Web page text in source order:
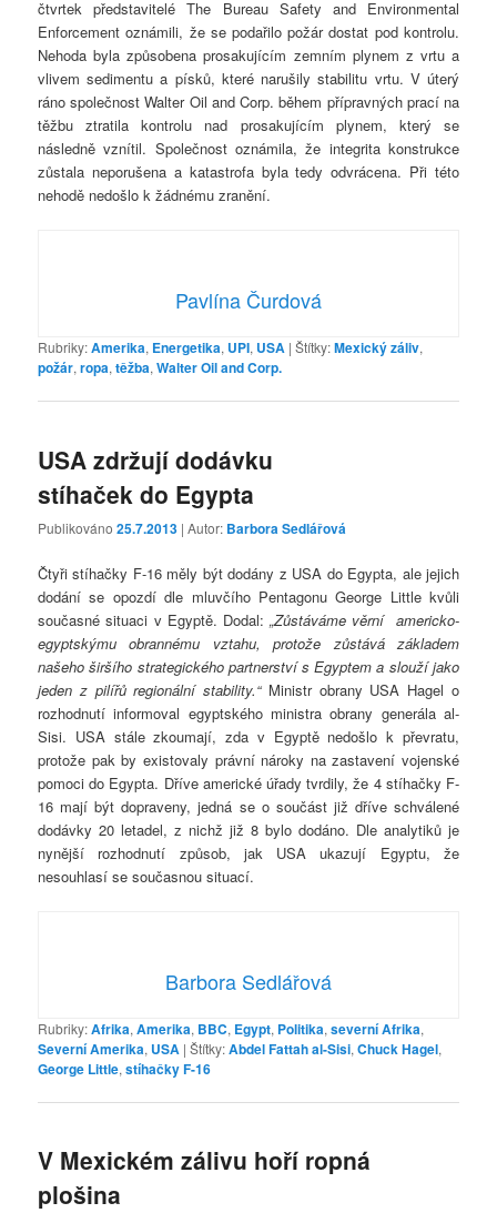
čtvrtek představitelé The Bureau Safety and Environmental
Enforcement oznámili, že se podařilo požár dostat pod kontrolu.
Nehoda byla způsobena prosakujícím zemním plynem z vrtu a
vlivem sedimentu a písků, které narušily stabilitu vrtu. V úterý
ráno společnost Walter Oil and Corp. během přípravných prací na
těžbu ztratila kontrolu nad prosakujícím plynem, který se
následně vznítil. Společnost oznámila, že integrita konstrukce
zůstala neporušena a katastrofa byla tedy odvrácena. Při této
nehodě nedošlo k žádnému zranění.
Pavlína Čurdová
Rubriky:Amerika, Energetika, UPI, USA |Štítky:Mexický záliv,
požár,ropa,těžba,Walter Oil and Corp.
USA zdržují dodávku
stíhaček do Egypta
Publikováno25.7.2013 | Autor: Barbora Sedlářová
Čtyři stíhačky F-16 měly být dodány z USA do Egypta, ale jejich
dodání se opozdí dle mluvčího Pentagonu George Little kvůli
současné situaci v Egyptě. Dodal:„Zůstáváme věrní americko-
egyptskýmu obrannému vztahu, protože zůstává základem
našeho širšího strategického partnerství s Egyptem a slouží jako
jeden z pilířů regionální stability.“ Ministr obrany USA Hagel o
rozhodnutí informoval egyptského ministra obrany generála al-
Sisi. USA stále zkoumají, zda v Egyptě nedošlo k převratu,
protože pak by existovaly právní nároky na zastavení vojenské
pomoci do Egypta. Dříve americké úřady tvrdily, že 4 stíhačky F-
16 mají být dopraveny, jedná se o součást již dříve schválené
dodávky 20 letadel, z nichž již 8 bylo dodáno. Dle analytiků je
nynější rozhodnutí způsob, jak USA ukazují Egyptu, že
nesouhlasí se současnou situací.
Barbora Sedlářová
Rubriky:Afrika,Amerika, BBC, Egypt, Politika,severní Afrika,
Severní Amerika, USA |Štítky:Abdel Fattah al-Sisi,Chuck Hagel,
George Little,stíhačky F-16
V Mexickém zálivu hoří ropná
plošina